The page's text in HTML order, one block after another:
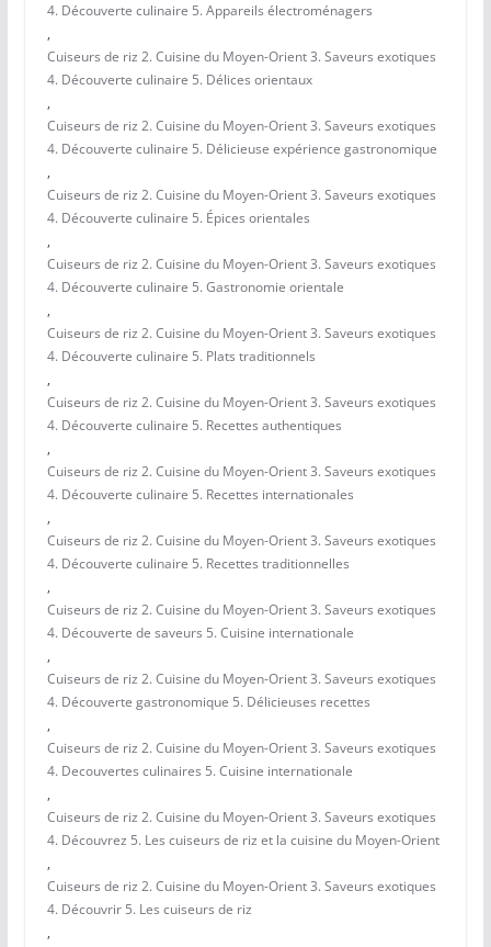
4. Découverte culinaire 5. Appareils électroménagers
,
Cuiseurs de riz 2. Cuisine du Moyen-Orient 3. Saveurs exotiques
4. Découverte culinaire 5. Délices orientaux
,
Cuiseurs de riz 2. Cuisine du Moyen-Orient 3. Saveurs exotiques
4. Découverte culinaire 5. Délicieuse expérience gastronomique
,
Cuiseurs de riz 2. Cuisine du Moyen-Orient 3. Saveurs exotiques
4. Découverte culinaire 5. Épices orientales
,
Cuiseurs de riz 2. Cuisine du Moyen-Orient 3. Saveurs exotiques
4. Découverte culinaire 5. Gastronomie orientale
,
Cuiseurs de riz 2. Cuisine du Moyen-Orient 3. Saveurs exotiques
4. Découverte culinaire 5. Plats traditionnels
,
Cuiseurs de riz 2. Cuisine du Moyen-Orient 3. Saveurs exotiques
4. Découverte culinaire 5. Recettes authentiques
,
Cuiseurs de riz 2. Cuisine du Moyen-Orient 3. Saveurs exotiques
4. Découverte culinaire 5. Recettes internationales
,
Cuiseurs de riz 2. Cuisine du Moyen-Orient 3. Saveurs exotiques
4. Découverte culinaire 5. Recettes traditionnelles
,
Cuiseurs de riz 2. Cuisine du Moyen-Orient 3. Saveurs exotiques
4. Découverte de saveurs 5. Cuisine internationale
,
Cuiseurs de riz 2. Cuisine du Moyen-Orient 3. Saveurs exotiques
4. Découverte gastronomique 5. Délicieuses recettes
,
Cuiseurs de riz 2. Cuisine du Moyen-Orient 3. Saveurs exotiques
4. Decouvertes culinaires 5. Cuisine internationale
,
Cuiseurs de riz 2. Cuisine du Moyen-Orient 3. Saveurs exotiques
4. Découvrez 5. Les cuiseurs de riz et la cuisine du Moyen-Orient
,
Cuiseurs de riz 2. Cuisine du Moyen-Orient 3. Saveurs exotiques
4. Découvrir 5. Les cuiseurs de riz
,